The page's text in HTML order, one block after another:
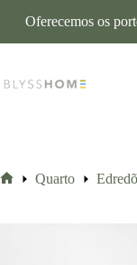
Oferecemos os
Quarto